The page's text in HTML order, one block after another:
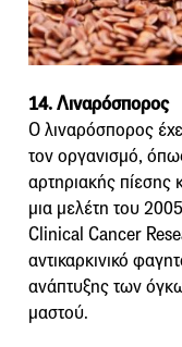
14. Λιναρόσπορος
Ο λιναρόσπορος
τον οργανισμό,
αρτηριακής
μια μελέτη του
Clinical Cancer
αντικαρκινικό
ανάπτυξης των
μαστού.